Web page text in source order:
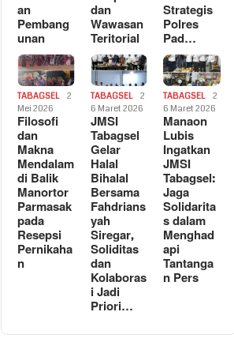
an
Pembang
unan
dan
Wawasan
Teritorial
Strategis
Polres
Pad…
TABAGSEL
2
Mei 2026
Filosofi
dan
Makna
Mendalam
di Balik
Manortor
Parmasak
pada
Resepsi
Pernikaha
n
TABAGSEL
2
6 Maret 2026
JMSI
Tabagsel
Gelar
Halal
Bihalal
Bersama
Fahdrians
yah
Siregar,
Soliditas
dan
Kolaboras
i Jadi
Priori…
TABAGSEL
2
6 Maret 2026
Manaon
Lubis
Ingatkan
JMSI
Tabagsel:
Jaga
Solidarita
s dalam
Menghad
api
Tantanga
n Pers